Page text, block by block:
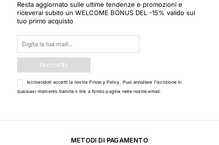
Resta aggiornato sulle ultime tendenze e promozioni e
riceverai subito un WELCOME BONUS DEL -15% valido sul
tuo primo acquisto
Iscriviti
Iscrivendoti accetti la nostraPrivacy Policy . Puoi annullare l'iscrizione in
qualsiasi momento tramite il link a fondo pagina nelle nostre email.
METODI DI PAGAMENTO